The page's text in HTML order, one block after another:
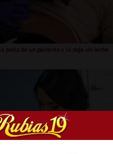
polla de un paciente y lo deja sin leche